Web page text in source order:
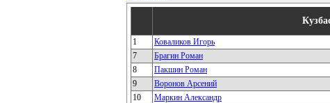
1 Коваликов Игорь
7 Брагин Роман
8 Пакшин Роман
9 Воронов Арсений
10 Маркин Александр